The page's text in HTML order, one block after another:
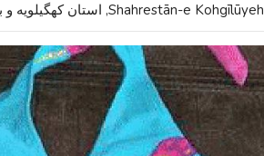
Shahrestān-e Kohgīlūyeh, استان کهگیلویه و بویراحمد , ایران